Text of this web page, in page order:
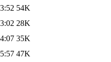
54K
28K
35K
47K